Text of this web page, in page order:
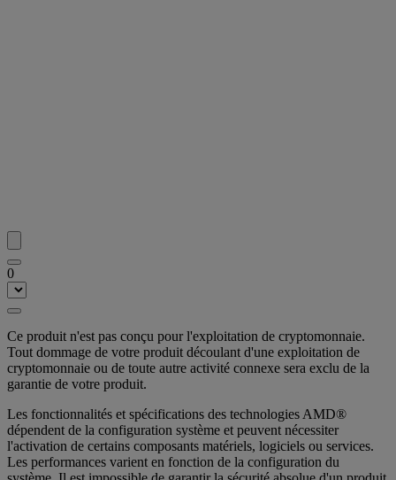
0
Ce produit n'est pas conçu pour l'exploitation de cryptomonnaie.
Tout dommage de votre produit découlant d'une exploitation de
cryptomonnaie ou de toute autre activité connexe sera exclu de la
garantie de votre produit.
Les fonctionnalités et spécifications des technologies AMD®
dépendent de la configuration système et peuvent nécessiter
l'activation de certains composants matériels, logiciels ou services.
Les performances varient en fonction de la configuration du